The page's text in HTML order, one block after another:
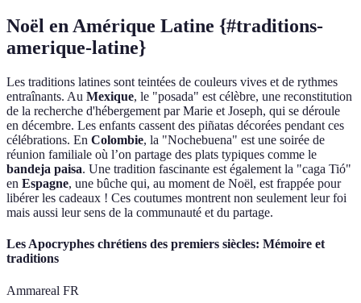
Noël en Amérique Latine {#traditions-
amerique-latine}
Les traditions latines sont teintées de couleurs vives et de rythmes
entraînants. Au Mexique, le "posada" est célèbre, une reconstitution
de la recherche d'hébergement par Marie et Joseph, qui se déroule
en décembre. Les enfants cassent des piñatas décorées pendant ces
célébrations. En Colombie, la "Nochebuena" est une soirée de
réunion familiale où l’on partage des plats typiques comme le
bandeja paisa. Une tradition fascinante est également la "caga Tió"
en Espagne, une bûche qui, au moment de Noël, est frappée pour
libérer les cadeaux ! Ces coutumes montrent non seulement leur foi
mais aussi leur sens de la communauté et du partage.
Les Apocryphes chrétiens des premiers siècles: Mémoire et
traditions
Ammareal FR